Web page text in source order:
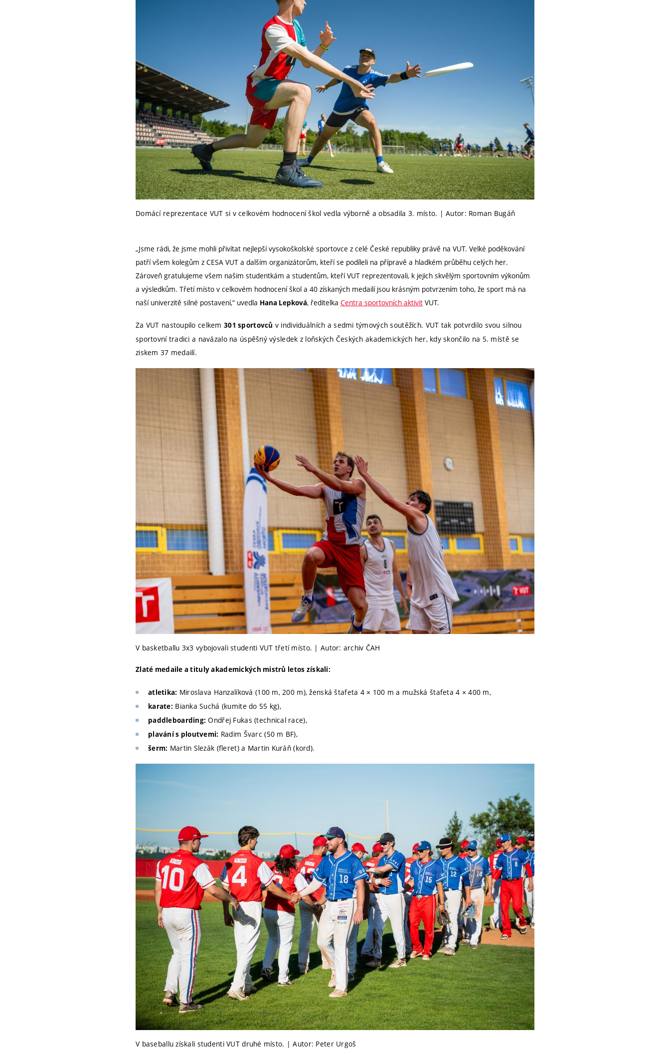
Domácí reprezentace VUT si v celkovém hodnocení škol vedla výborně a obsadila 3. místo. | Autor: Roman Bugáň
„Jsme rádi, že jsme mohli přivítat nejlepší vysokoškolské sportovce z celé České republiky právě na VUT. Velké poděkování
patří všem kolegům z CESA VUT a dalším organizátorům, kteří se podíleli na přípravě a hladkém průběhu celých her.
Zároveň gratulujeme všem našim studentkám a studentům, kteří VUT reprezentovali, k jejich skvělým sportovním výkonům
a výsledkům. Třetí místo v celkovém hodnocení škol a 40 získaných medailí jsou krásným potvrzením toho, že sport má na
naší univerzitě silné postavení,“ uvedla Hana Lepková, ředitelka Centra sportovních aktivit VUT.
Za VUT nastoupilo celkem 301 sportovců v individuálních a sedmi týmových soutěžích. VUT tak potvrdilo svou silnou
sportovní tradici a navázalo na úspěšný výsledek z loňských Českých akademických her, kdy skončilo na 5. místě se
ziskem 37 medailí.
V basketballu 3x3 vybojovali studenti VUT třetí místo. | Autor: archiv ČAH
Zlaté medaile a tituly akademických mistrů letos získali:
atletika: Miroslava Hanzalíková (100 m, 200 m), ženská štafeta 4 × 100 m a mužská štafeta 4 × 400 m,
karate: Bianka Suchá (kumite do 55 kg),
paddleboarding: Ondřej Fukas (technical race),
plavání s ploutvemi: Radim Švarc (50 m BF),
šerm: Martin Slezák (fleret) a Martin Kuráň (kord).
V baseballu získali studenti VUT druhé místo. | Autor: Peter Urgoš